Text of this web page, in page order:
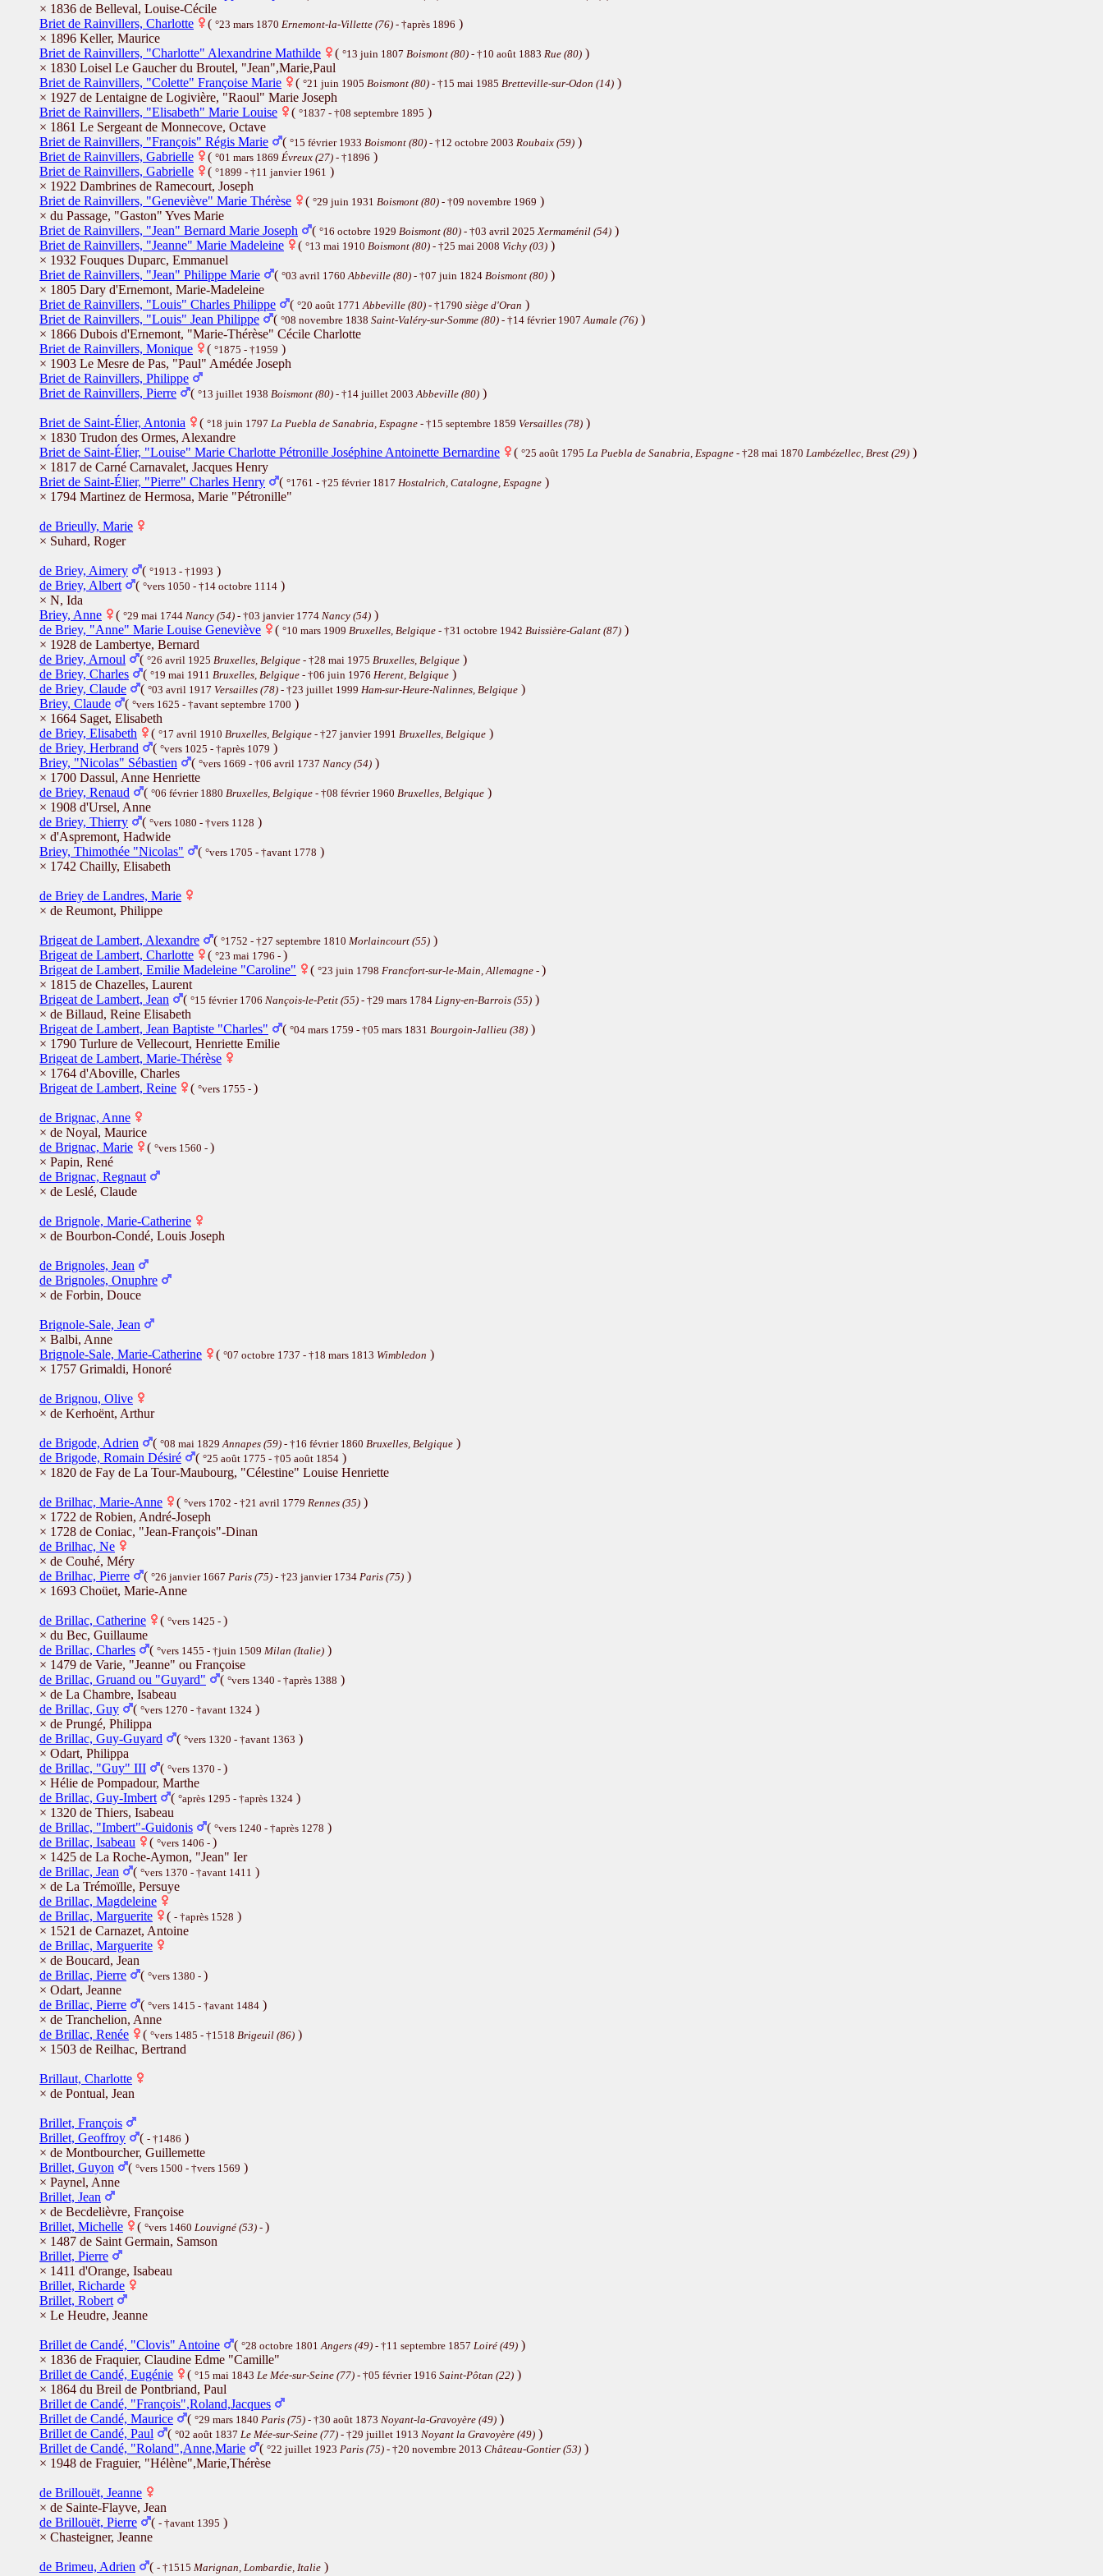
× 1836 de Belleval, Louise-Cécile
Briet de Rainvillers, Charlotte
( °23 mars 1870 Ernemont-la-Villette (76) - †après 1896 )
× 1896 Keller, Maurice
Briet de Rainvillers, "Charlotte" Alexandrine Mathilde
( °13 juin 1807 Boismont (80) - †10 août 1883 Rue (80) )
× 1830 Loisel Le Gaucher du Broutel, "Jean",Marie,Paul
Briet de Rainvillers, "Colette" Françoise Marie
( °21 juin 1905 Boismont (80) - †15 mai 1985 Bretteville-sur-Odon (14) )
× 1927 de Lentaigne de Logivière, "Raoul" Marie Joseph
Briet de Rainvillers, "Elisabeth" Marie Louise
( °1837 - †08 septembre 1895 )
× 1861 Le Sergeant de Monnecove, Octave
Briet de Rainvillers, "François" Régis Marie
( °15 février 1933 Boismont (80) - †12 octobre 2003 Roubaix (59) )
Briet de Rainvillers, Gabrielle
( °01 mars 1869 Évreux (27) - †1896 )
Briet de Rainvillers, Gabrielle
( °1899 - †11 janvier 1961 )
× 1922 Dambrines de Ramecourt, Joseph
Briet de Rainvillers, "Geneviève" Marie Thérèse
( °29 juin 1931 Boismont (80) - †09 novembre 1969 )
× du Passage, "Gaston" Yves Marie
Briet de Rainvillers, "Jean" Bernard Marie Joseph
( °16 octobre 1929 Boismont (80) - †03 avril 2025 Xermaménil (54) )
Briet de Rainvillers, "Jeanne" Marie Madeleine
( °13 mai 1910 Boismont (80) - †25 mai 2008 Vichy (03) )
× 1932 Fouques Duparc, Emmanuel
Briet de Rainvillers, "Jean" Philippe Marie
( °03 avril 1760 Abbeville (80) - †07 juin 1824 Boismont (80) )
× 1805 Dary d'Ernemont, Marie-Madeleine
Briet de Rainvillers, "Louis" Charles Philippe
( °20 août 1771 Abbeville (80) - †1790 siège d'Oran )
Briet de Rainvillers, "Louis" Jean Philippe
( °08 novembre 1838 Saint-Valéry-sur-Somme (80) - †14 février 1907 Aumale (76) )
× 1866 Dubois d'Ernemont, "Marie-Thérèse" Cécile Charlotte
Briet de Rainvillers, Monique
( °1875 - †1959 )
× 1903 Le Mesre de Pas, "Paul" Amédée Joseph
Briet de Rainvillers, Philippe
Briet de Rainvillers, Pierre
( °13 juillet 1938 Boismont (80) - †14 juillet 2003 Abbeville (80) )
Briet de Saint-Élier, Antonia ( °18 juin 1797 La Puebla de Sanabria, Espagne - †15 septembre 1859 Versailles (78) )
× 1830 Trudon des Ormes, Alexandre
Briet de Saint-Élier, "Louise" Marie Charlotte Pétronille Joséphine Antoinette Bernardine
( °25 août 1795 La Puebla de Sanabria, Espagne - †28 mai 1870 Lambézellec, Brest (29) )
× 1817 de Carné Carnavalet, Jacques Henry
Briet de Saint-Élier, "Pierre" Charles Henry
( °1761 - †25 février 1817 Hostalrich, Catalogne, Espagne )
× 1794 Martinez de Hermosa, Marie "Pétronille"
de Brieully, Marie
× Suhard, Roger
de Briey, Aimery ( °1913 - †1993 )
de Briey, Albert
( °vers 1050 - †14 octobre 1114 )
× N, Ida
Briey, Anne
( °29 mai 1744 Nancy (54) - †03 janvier 1774 Nancy (54) )
de Briey, "Anne" Marie Louise Geneviève
( °10 mars 1909 Bruxelles, Belgique - †31 octobre 1942 Buissière-Galant (87) )
× 1928 de Lambertye, Bernard
de Briey, Arnoul
( °26 avril 1925 Bruxelles, Belgique - †28 mai 1975 Bruxelles, Belgique )
de Briey, Charles
( °19 mai 1911 Bruxelles, Belgique - †06 juin 1976 Herent, Belgique )
de Briey, Claude
( °03 avril 1917 Versailles (78) - †23 juillet 1999 Ham-sur-Heure-Nalinnes, Belgique )
Briey, Claude
( °vers 1625 - †avant septembre 1700 )
× 1664 Saget, Elisabeth
de Briey, Elisabeth
( °17 avril 1910 Bruxelles, Belgique - †27 janvier 1991 Bruxelles, Belgique )
de Briey, Herbrand
( °vers 1025 - †après 1079 )
Briey, "Nicolas" Sébastien
( °vers 1669 - †06 avril 1737 Nancy (54) )
× 1700 Dassul, Anne Henriette
de Briey, Renaud
( °06 février 1880 Bruxelles, Belgique - †08 février 1960 Bruxelles, Belgique )
× 1908 d'Ursel, Anne
de Briey, Thierry
( °vers 1080 - †vers 1128 )
× d'Aspremont, Hadwide
Briey, Thimothée "Nicolas"
( °vers 1705 - †avant 1778 )
× 1742 Chailly, Elisabeth
de Briey de Landres, Marie
× de Reumont, Philippe
Brigeat de Lambert, Alexandre ( °1752 - †27 septembre 1810 Morlaincourt (55) )
Brigeat de Lambert, Charlotte
( °23 mai 1796 - )
Brigeat de Lambert, Emilie Madeleine "Caroline"
( °23 juin 1798 Francfort-sur-le-Main, Allemagne - )
× 1815 de Chazelles, Laurent
Brigeat de Lambert, Jean
( °15 février 1706 Nançois-le-Petit (55) - †29 mars 1784 Ligny-en-Barrois (55) )
× de Billaud, Reine Elisabeth
Brigeat de Lambert, Jean Baptiste "Charles"
( °04 mars 1759 - †05 mars 1831 Bourgoin-Jallieu (38) )
× 1790 Turlure de Vellecourt, Henriette Emilie
Brigeat de Lambert, Marie-Thérèse
× 1764 d'Aboville, Charles
Brigeat de Lambert, Reine
( °vers 1755 - )
de Brignac, Anne
× de Noyal, Maurice
de Brignac, Marie
( °vers 1560 - )
× Papin, René
de Brignac, Regnaut
× de Leslé, Claude
de Brignole, Marie-Catherine
× de Bourbon-Condé, Louis Joseph
de Brignoles, Jean
de Brignoles, Onuphre
× de Forbin, Douce
Brignole-Sale, Jean
× Balbi, Anne
Brignole-Sale, Marie-Catherine
( °07 octobre 1737 - †18 mars 1813 Wimbledon )
× 1757 Grimaldi, Honoré
de Brignou, Olive
× de Kerhoënt, Arthur
de Brigode, Adrien ( °08 mai 1829 Annapes (59) - †16 février 1860 Bruxelles, Belgique )
de Brigode, Romain Désiré
( °25 août 1775 - †05 août 1854 )
× 1820 de Fay de La Tour-Maubourg, "Célestine" Louise Henriette
de Brilhac, Marie-Anne ( °vers 1702 - †21 avril 1779 Rennes (35) )
× 1722 de Robien, André-Joseph
× 1728 de Coniac, "Jean-François"-Dinan
de Brilhac, Ne
× de Couhé, Méry
de Brilhac, Pierre
( °26 janvier 1667 Paris (75) - †23 janvier 1734 Paris (75) )
× 1693 Choüet, Marie-Anne
de Brillac, Catherine ( °vers 1425 - )
× du Bec, Guillaume
de Brillac, Charles
( °vers 1455 - †juin 1509 Milan (Italie) )
× 1479 de Varie, "Jeanne" ou Françoise
de Brillac, Gruand ou "Guyard"
( °vers 1340 - †après 1388 )
× de La Chambre, Isabeau
de Brillac, Guy
( °vers 1270 - †avant 1324 )
× de Prungé, Philippa
de Brillac, Guy-Guyard
( °vers 1320 - †avant 1363 )
× Odart, Philippa
de Brillac, "Guy" III
( °vers 1370 - )
× Hélie de Pompadour, Marthe
de Brillac, Guy-Imbert
( °après 1295 - †après 1324 )
× 1320 de Thiers, Isabeau
de Brillac, "Imbert"-Guidonis
( °vers 1240 - †après 1278 )
de Brillac, Isabeau
( °vers 1406 - )
× 1425 de La Roche-Aymon, "Jean" Ier
de Brillac, Jean
( °vers 1370 - †avant 1411 )
× de La Trémoïlle, Persuye
de Brillac, Magdeleine
de Brillac, Marguerite
( - †après 1528 )
× 1521 de Carnazet, Antoine
de Brillac, Marguerite
× de Boucard, Jean
de Brillac, Pierre
( °vers 1380 - )
× Odart, Jeanne
de Brillac, Pierre
( °vers 1415 - †avant 1484 )
× de Tranchelion, Anne
de Brillac, Renée
( °vers 1485 - †1518 Brigeuil (86) )
× 1503 de Reilhac, Bertrand
Brillaut, Charlotte
× de Pontual, Jean
Brillet, François
Brillet, Geoffroy
( - †1486 )
× de Montbourcher, Guillemette
Brillet, Guyon
( °vers 1500 - †vers 1569 )
× Paynel, Anne
Brillet, Jean
× de Becdelièvre, Françoise
Brillet, Michelle
( °vers 1460 Louvigné (53) - )
× 1487 de Saint Germain, Samson
Brillet, Pierre
× 1411 d'Orange, Isabeau
Brillet, Richarde
Brillet, Robert
× Le Heudre, Jeanne
Brillet de Candé, "Clovis" Antoine ( °28 octobre 1801 Angers (49) - †11 septembre 1857 Loiré (49) )
× 1836 de Fraquier, Claudine Edme "Camille"
Brillet de Candé, Eugénie
( °15 mai 1843 Le Mée-sur-Seine (77) - †05 février 1916 Saint-Pôtan (22) )
× 1864 du Breil de Pontbriand, Paul
Brillet de Candé, "François",Roland,Jacques
Brillet de Candé, Maurice
( °29 mars 1840 Paris (75) - †30 août 1873 Noyant-la-Gravoyère (49) )
Brillet de Candé, Paul
( °02 août 1837 Le Mée-sur-Seine (77) - †29 juillet 1913 Noyant la Gravoyère (49) )
Brillet de Candé, "Roland",Anne,Marie
( °22 juillet 1923 Paris (75) - †20 novembre 2013 Château-Gontier (53) )
× 1948 de Fraguier, "Hélène",Marie,Thérèse
de Brillouët, Jeanne
× de Sainte-Flayve, Jean
de Brillouët, Pierre
( - †avant 1395 )
× Chasteigner, Jeanne
de Brimeu, Adrien ( - †1515 Marignan, Lombardie, Italie )